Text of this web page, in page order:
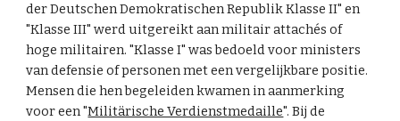
der Deutschen Demokratischen Republik Klasse II" en
"Klasse III" werd uitgereikt aan militair attachés of
hoge militairen. "Klasse I" was bedoeld voor ministers
van defensie of personen met een vergelijkbare positie.
Mensen die hen begeleiden kwamen in aanmerking
voor een "Militärische Verdienstmedaille". Bij de